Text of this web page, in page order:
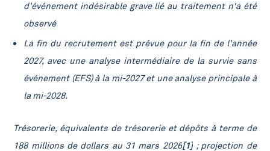
d'événement indésirable grave lié au traitement n'a été
observé
La fin du recrutement est prévue pour la fin de l'année
2027, avec une analyse intermédiaire de la survie sans
événement (EFS) à la mi-2027 et une analyse principale à
la mi-2028.
Trésorerie, équivalents de trésorerie et dépôts à terme de
188 millions de dollars au 31 mars 2026[1]; projection de